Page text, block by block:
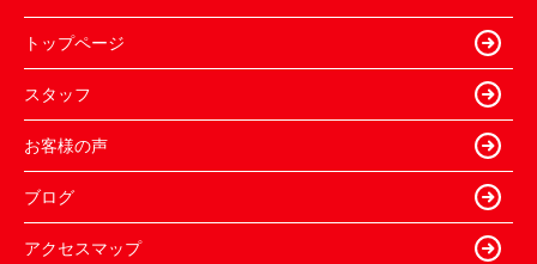
トップページ
スタッフ
お客様の声
ブログ
アクセスマップ